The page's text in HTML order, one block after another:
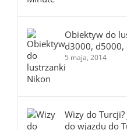
Obiektyw do
d3000, d5000,
5 maja, 2014
Wizy do
do wjazdu do